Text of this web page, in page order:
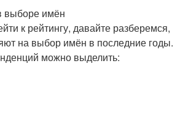
выборе имён
к рейтингу, давайте разберемся,
на выбор имён в последние годы.
можно выделить: